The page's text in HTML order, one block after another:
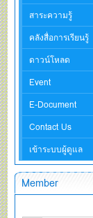
สาระความรู้
คลังสื่อการเรียนรู้
ดาวน์โหลด
Event
E-Document
Contact Us
เข้าระบบผู้ดูแล
Member